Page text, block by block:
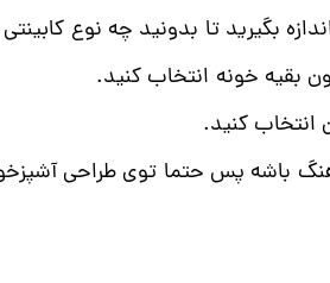
بگیرید تا بدونید چه نوع
بقیه خونه انتخاب کنید.
انتخاب کنید.
باشه پس حتما توی طراحی